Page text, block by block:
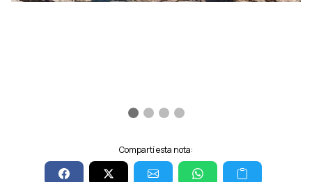
Compartí esta nota: